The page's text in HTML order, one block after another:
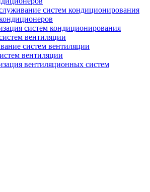
систем кондиционирования
систем кондиционирования
вентиляции
систем вентиляции
вентиляции
вентиляционных систем